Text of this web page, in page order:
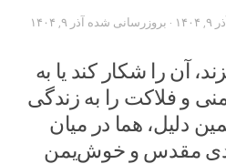
آذر ۹, ۱۴۰۴ · بروزرسانی شده آذر ۹, ۱۴۰۴
آن را شکار کند یا به
و فلاکت را به زندگی
دلیل، هما در میان
مقدس و خوش‌یمن